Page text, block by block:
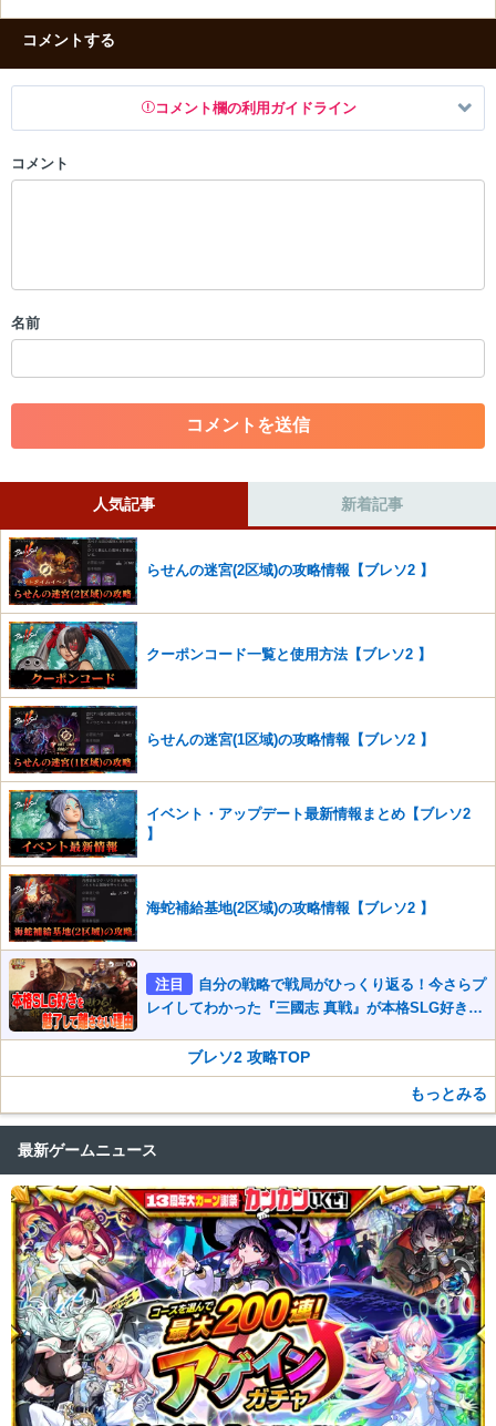
コメントする
コメント欄の利用ガイドライン
以下の書き込みを禁止とし、場合によってはコメント削除や書き込み制
・一度削除された投稿を再び投稿すること
・アカウントの売買など金銭が絡む内容の投稿
・各ゲームのネタバレを含む内容の投稿
・その他、管理者が不適切と判断した投稿
だけますでしょうか。
コメントの削除を申請する※投稿内容を確認後、順次対応さ
せていただきます。ご了承ください。
※一度削除したコメントは復元ができませんのでご注意くだ
さい。
また、過度な利用規約の違反や、弊社に損害の及ぶ内容の書き込みがあ
った場合は、法的措置をとらせていただく場合もございますので、あら
かじめご理解くださいませ。
コメント
名前
人気記事 新着記事
らせんの迷宮(2区域)の攻略情報【ブレソ2 】
クーポンコード一覧と使用方法【ブレソ2 】
らせんの迷宮(1区域)の攻略情報【ブレソ2 】
イベント・アップデート最新情報まとめ【ブレソ2
】
海蛇補給基地(2区域)の攻略情報【ブレソ2 】
注目
自分の戦略で戦局がひっくり返る！今さらプ
レイしてわかった『三國志 真戦』が本格SLG好きを
ブレソ2 攻略TOP
もっとみる
最新ゲームニュース